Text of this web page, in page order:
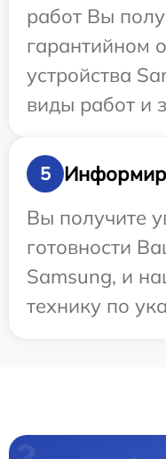
работ Вы
гарантийном
устройства
виды работ и
5
Вы получите
готовности
Samsung, и
технику по